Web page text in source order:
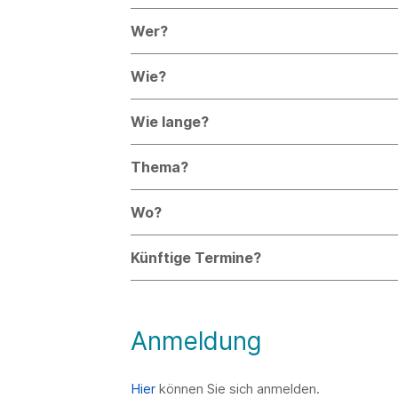
Wer?
Wie?
Wie lange?
Thema?
Wo?
Künftige Termine?
Anmeldung
Hier können Sie sich anmelden.